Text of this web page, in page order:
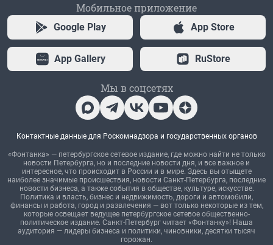
Мобильное приложение
Google Play App Store
App Gallery RuStore
Мы в соцсетях
Контактные данные для Роскомнадзора и государственных органов
«Фонтанка» — петербургское сетевое издание, где можно найти не только
новости Петербурга, но и последние новости дня, и все важное и
интересное, что происходит в России и в мире. Здесь вы отыщете
наиболее значимые происшествия, новости Санкт-Петербурга, последние
новости бизнеса, а также события в обществе, культуре, искусстве.
Политика и власть, бизнес и недвижимость, дороги и автомобили,
финансы и работа, город и развлечения — вот только некоторые из тем,
которые освещает ведущее петербургское сетевое общественно-
политическое издание. Санкт-Петербург читает «Фонтанку»! Наша
аудитория — лидеры бизнеса и политики, чиновники, десятки тысяч
горожан.